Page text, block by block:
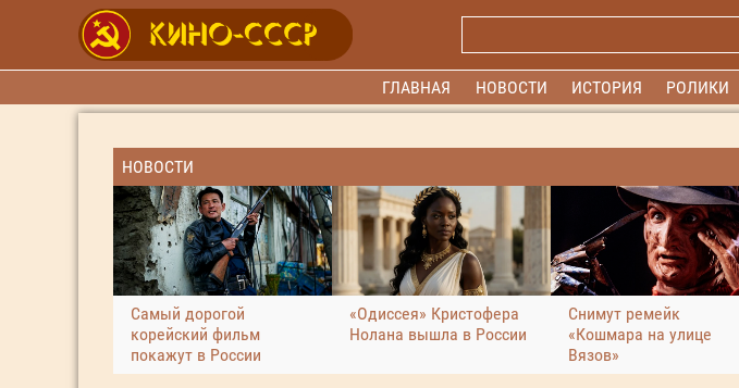
ГЛАВНАЯ НОВОСТИ ИСТОРИЯ РОЛИКИ
НОВОСТИ
Самый дорогой
корейский фильм
покажут в России
«Одиссея» Кристофера
Нолана вышла в России
Снимут ремейк
«Кошмара на улице
Вязов»